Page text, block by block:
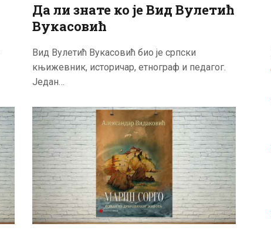
Да ли знате ко је Вид Вулетић
Вукасовић
Вид Вулетић Вукасовић био је српски
књижевник, историчар, етнограф и педагог.
Један…